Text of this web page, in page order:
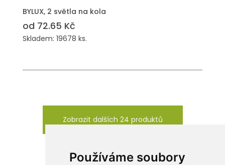
Používáme soubory
BYLUX, 2 světla na kola
od 72.65 Kč
Skladem: 19678 ks.
Zobrazit dalších 24 produktů